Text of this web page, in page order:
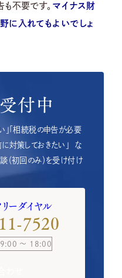
不要です。 マイナス財
に入れてもよいでしょ
付中
」「相続税の申告が必要
対策しておきたい」 な
（初回のみ）を受け付け
ーダイヤル
7520
9:00 ～ 18:00